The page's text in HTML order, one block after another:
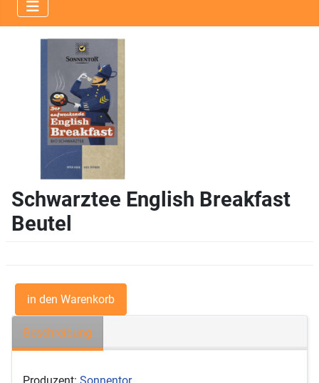
Schwarztee English Breakfast
Beutel
Beschreibung